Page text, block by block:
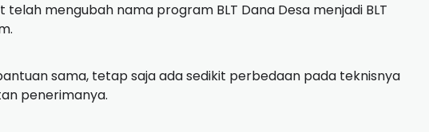
mengubah nama program BLT Dana Desa menjadi BLT
sama, tetap saja ada sedikit perbedaan pada teknisnya
penerimanya.